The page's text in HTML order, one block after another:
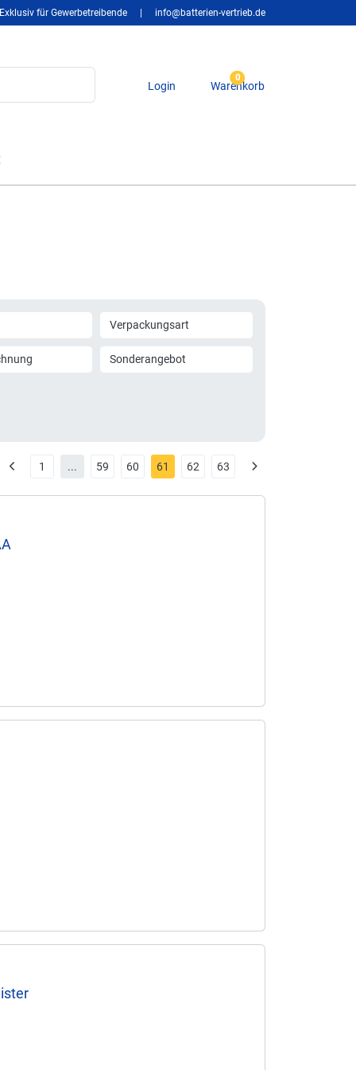
Exklusiv für Gewerbetreibende info@batterien-vertrieb.de
Login
0
Warenkorb
Verpackungsart
Sonderangebot
1 ... 59 60 61 62 63